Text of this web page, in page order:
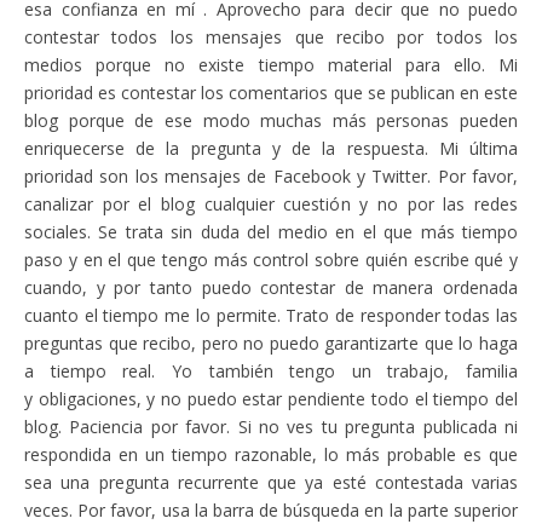
esa confianza en mí . Aprovecho para decir que no puedo
contestar todos los mensajes que recibo por todos los
medios porque no existe tiempo material para ello. Mi
prioridad es contestar los comentarios que se publican en este
blog porque de ese modo muchas más personas pueden
enriquecerse de la pregunta y de la respuesta. Mi última
prioridad son los mensajes de Facebook y Twitter. Por favor,
canalizar por el blog cualquier cuestión y no por las redes
sociales. Se trata sin duda del medio en el que más tiempo
paso y en el que tengo más control sobre quién escribe qué y
cuando, y por tanto puedo contestar de manera ordenada
cuanto el tiempo me lo permite. Trato de responder todas las
preguntas que recibo, pero no puedo garantizarte que lo haga
a tiempo real. Yo también tengo un trabajo, familia
y obligaciones, y no puedo estar pendiente todo el tiempo del
blog. Paciencia por favor. Si no ves tu pregunta publicada ni
respondida en un tiempo razonable, lo más probable es que
sea una pregunta recurrente que ya esté contestada varias
veces. Por favor, usa la barra de búsqueda en la parte superior